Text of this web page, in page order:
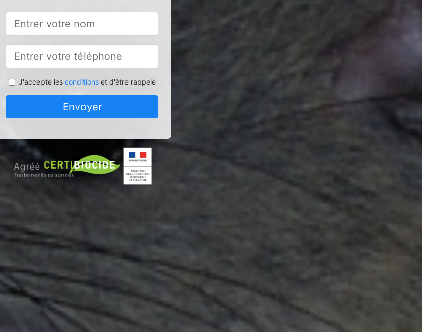
J'accepte les conditionset d'être rappelé
Envoyer